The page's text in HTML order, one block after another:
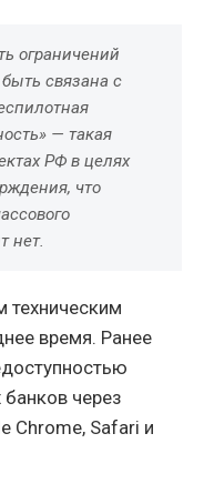
ограничений
связана с
— такая
РФ в целях
что
нет.
техническим
время. Ранее
через
Chrome, Safari и